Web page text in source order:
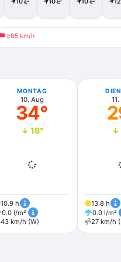
≥85 km/h
MONTAG
10. Aug
34°
↓ 18°
10.9 h
0.0 l/m²
43 km/h (W)
↓
13.8 h
0.0 l/m²
27 km/h